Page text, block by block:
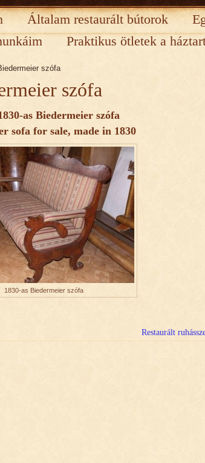
Általam restaurált bútorok
Praktikus ötletek a
szófa
szófa
as Biedermeier szófa
sofa for sale, made ​​in 1830
1830-as Biedermeier szófa
Restaurált